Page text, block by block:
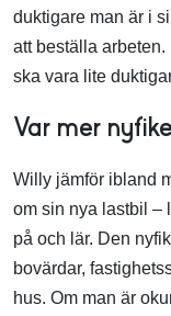
duktigare man är i
att beställa arbeten.
ska vara lite
Var mer
Willy jämför ibland
om sin nya lastbil –
på och lär. Den
bovärdar,
hus. Om man är